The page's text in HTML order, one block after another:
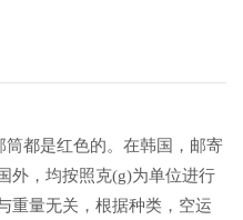
都是红色的。在韩国，邮寄
外，均按照克(g)为单位进行
重量无关，根据种类，空运